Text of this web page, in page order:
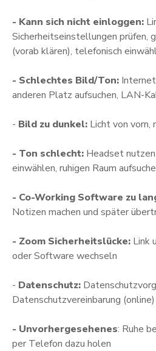
- Kann sich nicht einloggen:
Sicherheitseinstellungen prüfen,
(vorab klären), telefonisch
- Schlechtes Bild/Ton:
anderen Platz aufsuchen, LAN-
- Bild zu dunkel: Licht von vorn,
- Ton schlecht: Headset
einwählen, ruhigen Raum
- Co-Working Software zu
Notizen machen und später
- Zoom Sicherheitslücke: Link
oder Software wechseln
- Datenschutz:
Datenschutzvereinbarung
- Unvorhergesehenes: Ruhe
per Telefon dazu holen